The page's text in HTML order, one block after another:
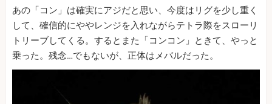
あの「コン」は確実にアジだと思い、今度はリグを少し重く
して、確信的にややレンジを入れながらテトラ際をスローリ
トリーブしてくる。するとまた「コンコン」ときて、やっと
乗った。残念…でもないが、正体はメバルだった。